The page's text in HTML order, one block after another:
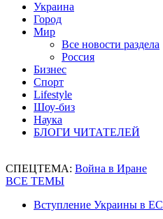
Украина
Город
Мир
Все новости раздела
Россия
Бизнес
Спорт
Lifestyle
Шоу-биз
Наука
БЛОГИ ЧИТАТЕЛЕЙ
СПЕЦТЕМА: Война в Иране
ВСЕ ТЕМЫ
Вступление Украины в ЕС